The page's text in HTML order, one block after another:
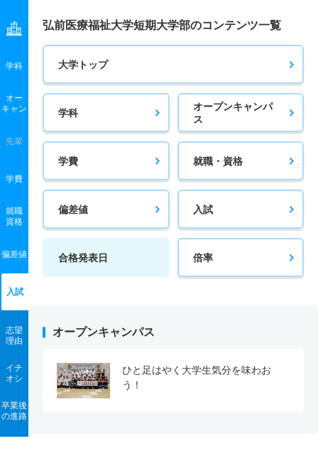
学科
オー
キャン
先輩
学費
就職
資格
偏差値
入試
志望
理由
イチ
オシ
卒業後
の進路
弘前医療福祉大学短期大学部のコンテンツ一覧
大学トップ
学科
オープンキャンパ
ス
学費 就職・資格
偏差値 入試
合格発表日 倍率
オープンキャンパス
ひと足はやく大学生気分を味わお
う！